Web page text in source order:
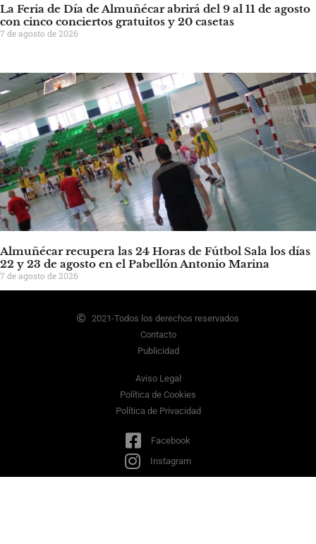
La Feria de Día de Almuñécar abrirá del 9 al 11 de agosto
con cinco conciertos gratuitos y 20 casetas
7 de agosto de 2026
Almuñécar recupera las 24 Horas de Fútbol Sala los días
22 y 23 de agosto en el Pabellón Antonio Marina
7 de agosto de 2026
2021-Todos los derechos reservados
Contacto
Publicidad
Aviso Legal
Política de Cookies
Política de Privacidad
Facebook
Instagram